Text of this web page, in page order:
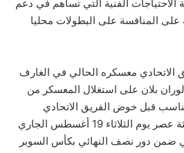
الاحتياجات الفنية التي تساهم في دعم
على المنافسة على البطولات محليا
الاتحادي معسكره الحالي في الغارف
لوران بلان على استغلال المعسكر من
قبل خوض الفريق الاتحادي
لمواجهة النصر الساعة الثالثة عصر يوم الثلاثاء 19 أغسطس الجاري
ضمن دور نصف النهائي بكأس السوبر